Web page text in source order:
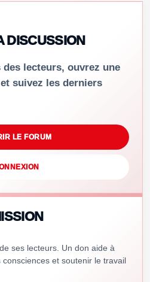
DISCUSSION
lecteurs, ouvrez une
suivez les derniers
LE FORUM
ses lecteurs. Un don aide à
et soutenir le travail